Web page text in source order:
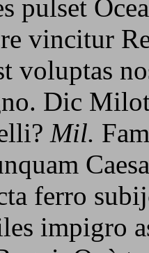
pulset
vincitur
voluptas
Dic
Mil.
ferro
impigro